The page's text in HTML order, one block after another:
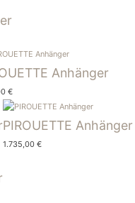
Anhänger
€
PIROUETTE Anhänger
1.735,00 €